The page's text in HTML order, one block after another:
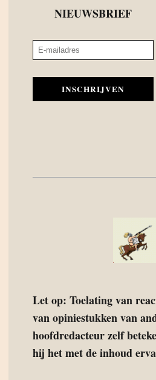
NIEUWSBRIEF
INSCHRIJVEN
Let op: Toelating van
van opiniestukken van
hoofdredacteur zelf
hij het met de inhoud